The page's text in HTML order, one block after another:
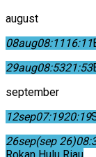
august
08aug08:1116:11
29aug08:5321:53
september
12sep07:1920:19
26sep(sep 26)